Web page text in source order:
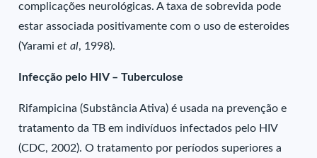
complicações neurológicas. A taxa de sobrevida pode
estar associada positivamente com o uso de esteroides
(Yaramiet al, 1998).
Infecção pelo HIV – Tuberculose
Rifampicina (Substância Ativa) é usada na prevenção e
tratamento da TB em indivíduos infectados pelo HIV
(CDC, 2002). O tratamento por períodos superiores a